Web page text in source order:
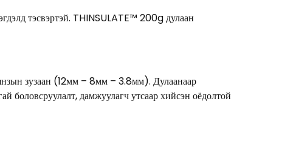
тэсвэртэй. THINSULATE™ 200g дулаан
зузаан (12мм – 8мм – 3.8мм). Дулаанаар
боловсруулалт, дамжуулагч утсаар хийсэн оёдолтой